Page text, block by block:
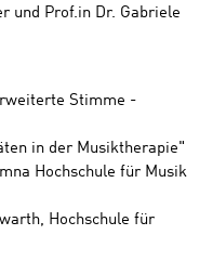
und Prof.in Dr. Gabriele
Stimme -
in der Musiktherapie"
Hochschule für Musik
Hochschule für